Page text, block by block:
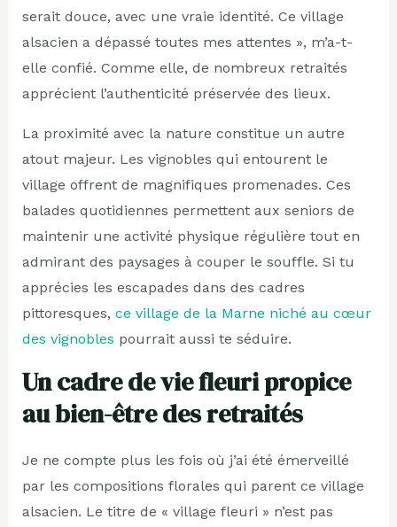
serait douce, avec une vraie identité. Ce village
alsacien a dépassé toutes mes attentes », m’a-t-
elle confié. Comme elle, de nombreux retraités
apprécient l’authenticité préservée des lieux.
La proximité avec la nature constitue un autre
atout majeur. Les vignobles qui entourent le
village offrent de magnifiques promenades. Ces
balades quotidiennes permettent aux seniors de
maintenir une activité physique régulière tout en
admirant des paysages à couper le souffle. Si tu
apprécies les escapades dans des cadres
pittoresques, ce village de la Marne niché au cœur
des vignobles pourrait aussi te séduire.
Un cadre de vie fleuri propice
au bien-être des retraités
Je ne compte plus les fois où j’ai été émerveillé
par les compositions florales qui parent ce village
alsacien. Le titre de « village fleuri » n’est pas